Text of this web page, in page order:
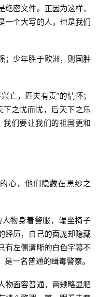
密文件。正因为这样，
一个大写的人，也是我们
；少年胜于欧洲，则国胜
亡，匹夫有责”的情怀；
下之忧而忧，后天下之乐
我们要让我们的祖国更和
心，他们隐藏在黑纱之
物身着警服，端坐椅子
经历，自己的面庞却隐藏
有左侧清晰的白色字幕不
一名普通的缉毒警察。
物面容普通，两颊略显肥